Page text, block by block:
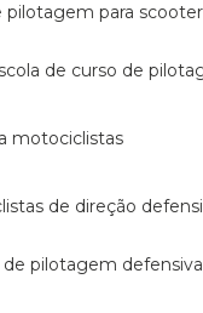
pilotagem para scooter
escola de curso de
motociclistas
de direção
de pilotagem